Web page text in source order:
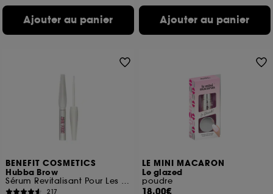
Ajouter au panier Ajouter au panier
BENEFIT COSMETICS
Hubba Brow
Sérum Revitalisant Pour Les Sourcils
217
LE MINI MACARON
Le glazed
poudre
18,00€